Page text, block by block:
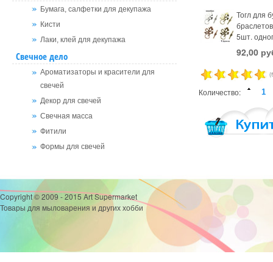
Бумага, салфетки для декупажа
Кисти
Лаки, клей для декупажа
Свечное дело
Ароматизаторы и красители для
свечей
Декор для свечей
Свечная масса
Фитили
Формы для свечей
Тогл для
5шт.
92,00
Количество:
Copyright © 2009 - 2015 Art Supermarket
Товары для мыловарения и других хобби